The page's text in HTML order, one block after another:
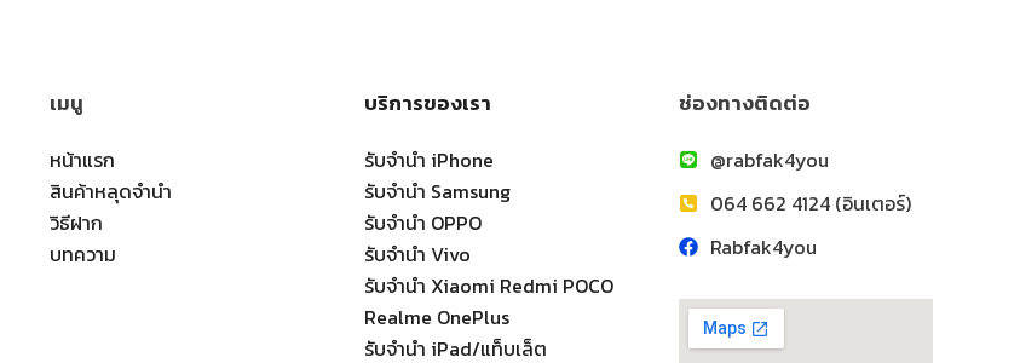
เมนู
หน้าแรก
สินค้าหลุดจำนำ
วิธีฝาก
บทความ
บริการของเรา
รับจำนำ iPhone
รับจำนำ Samsung
รับจำนำ OPPO
รับจำนำ Vivo
รับจำนำ Xiaomi Redmi POCO
Realme OnePlus
รับจำนำ iPad/แท็บเล็ต
ช่องทางติดต่อ
@rabfak4you
064 662 4124 (อินเตอร์)
Rabfak4you